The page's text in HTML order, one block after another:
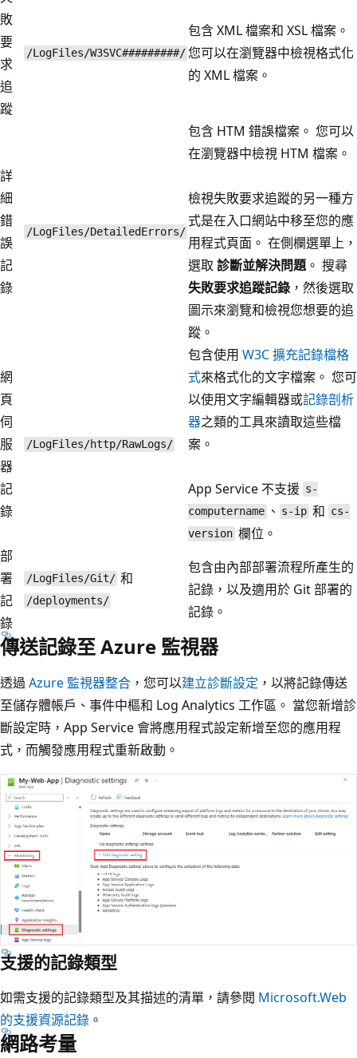
敗
要
求
追
蹤
/LogFiles/W3SVC#########/
包含 XML 檔案和 XSL 檔案。
您可以在瀏覽器中檢視格式化
的 XML 檔案。
詳
細
錯
誤
記
錄
/LogFiles/DetailedErrors/
包含 HTM 錯誤檔案。 您可以
在瀏覽器中檢視 HTM 檔案。
檢視失敗要求追蹤的另一種方
式是在入口網站中移至您的應
用程式頁面。 在側欄選單上，
選取 診斷並解決問題。 搜尋
失敗要求追蹤記錄 ，然後選取
圖示來瀏覽和檢視您想要的追
蹤。
網
頁
伺
服
器
記
錄
/LogFiles/http/RawLogs/
包含使用 W3C 擴充記錄檔格
式來格式化的文字檔案。 您可
以使用文字編輯器或記錄剖析
器之類的工具來讀取這些檔
案。
App Service 不支援 s-
computername 、 s-ip 和 cs-
version 欄位。
部
署
記
錄
/LogFiles/Git/ 和
/deployments/
包含由內部部署流程所產生的
記錄，以及適用於 Git 部署的
記錄。
傳送記錄至 Azure 監視器
透過Azure 監視器整合 ，您可以建立診斷設定 ，以將記錄傳送
至儲存體帳戶、事件中樞和 Log Analytics 工作區。 當您新增診
斷設定時，App Service 會將應用程式設定新增至您的應用程
式，而觸發應用程式重新啟動。
支援的記錄類型
如需支援的記錄類型及其描述的清單，請參閱 Microsoft.Web
的支援資源記錄 。
網路考量